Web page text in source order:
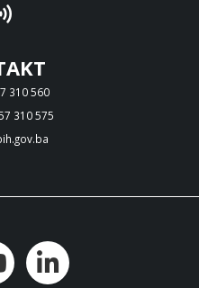
310 560
310 575